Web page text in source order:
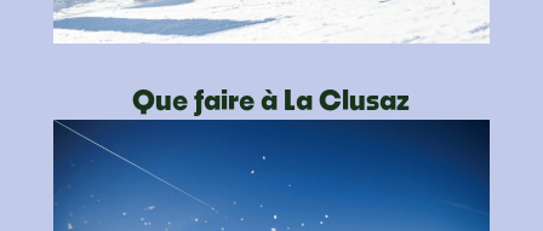
Que faire à La Clusaz